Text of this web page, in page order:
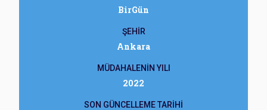
BirGün
ŞEHİR
Ankara
MÜDAHALENİN YILI
2022
SON GÜNCELLEME TARİHİ